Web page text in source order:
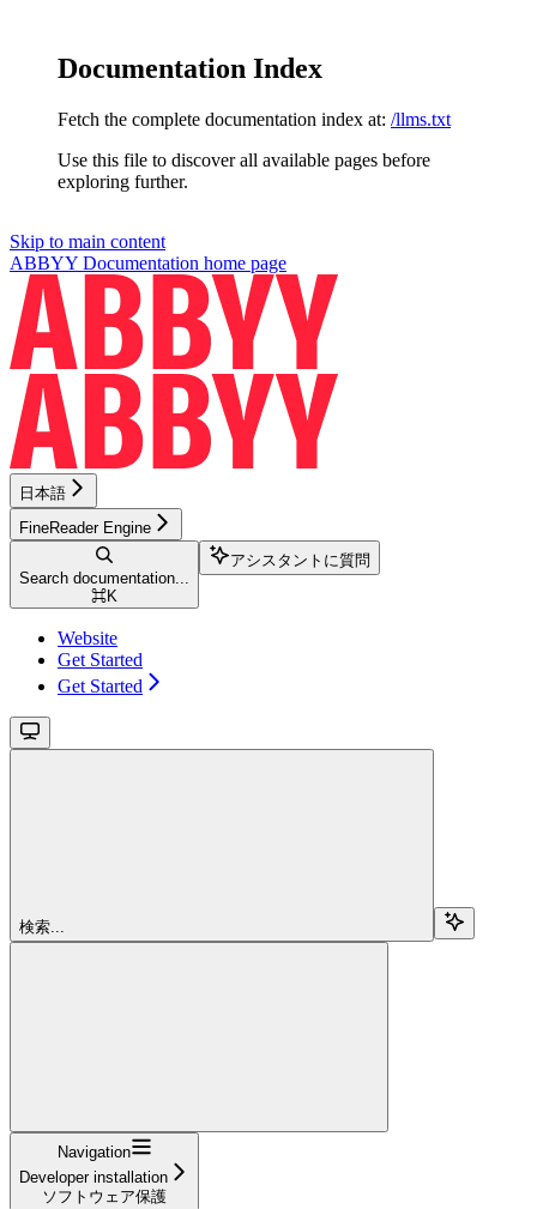
Documentation Index
Fetch the complete documentation index at: /llms.txt
Use this file to discover all available pages before
exploring further.
Skip to main content
ABBYY Documentation home page
日本語
FineReader Engine
Search documentation...
⌘K
アシスタントに質問
Website
Get Started
Get Started
検索...
Navigation
Developer installation
ソフトウェア保護